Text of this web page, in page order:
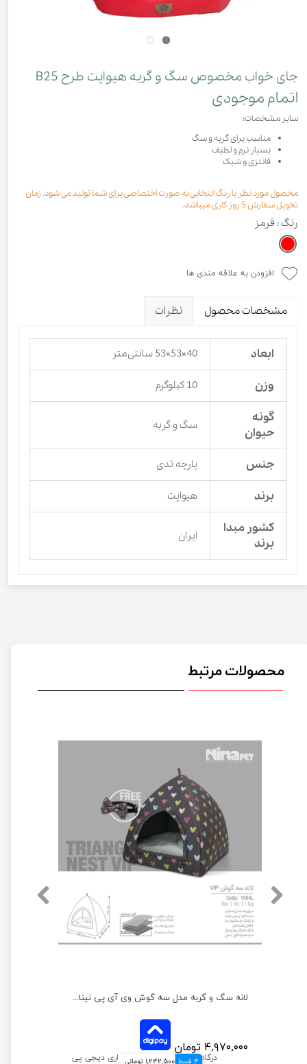
جای خواب مخصوص سگ و گربه هیواپت طرح B25
اتمام موجودی
سایر مشخصات:
مناسب برای گربه و سگ
بسیار نرم و لطیف
فانتزی و شیک
محصول مورد نظر با رنگ انتخابی به صورت اختصاصی برای شما تولید می شود. زمان
تحویل سفارش 5 روز کاری میباشد.
رنگ : قرمز
افزودن به علاقه مندی ها
مشخصات محصول نظرات
ابعاد 40×53×53 سانتی‌متر
وزن 10 کیلوگرم
گونه
حیوان
سگ و گربه
جنس پارچه تدی
برند هیواپت
کشور مبدا
برند
ایران
محصولات مرتبط
لانه سگ و گربه مدل سه گوش وی آی پی نیناپت
۴,۹۷۰,۰۰۰ تومان